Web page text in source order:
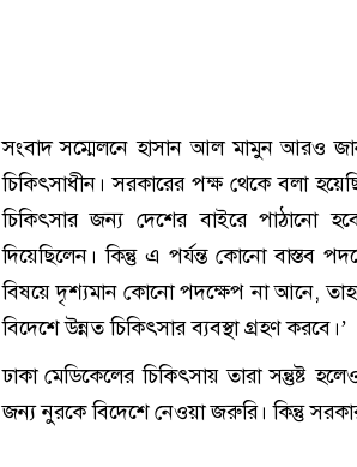
সংবাদ সম্মেলনে হাসান আল মামুন আরও
চিকিৎসাধীন। সরকারের পক্ষ থেকে বলা
চিকিৎসার জন্য দেশের বাইরে পাঠানো
দিয়েছিলেন। কিন্তু এ পর্যন্ত কোনো বাস্তব
বিষয়ে দৃশ্যমান কোনো পদক্ষেপ না আনে,
বিদেশে উন্নত চিকিৎসার ব্যবস্থা গ্রহণ করবে।’
ঢাকা মেডিকেলের চিকিৎসায় তারা সন্তুষ্ট
জন্য নুরকে বিদেশে নেওয়া জরুরি। কিন্তু